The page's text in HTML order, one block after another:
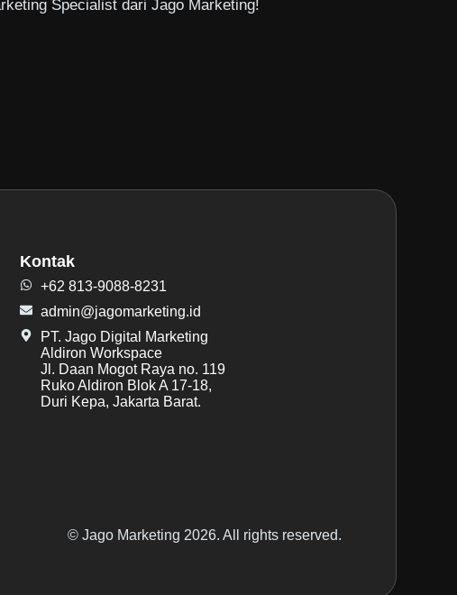
Specialist dari Jago Marketing!
Kontak
+62 813-9088-8231
admin@jagomarketing.id
PT. Jago Digital Marketing
Aldiron Workspace
Jl. Daan Mogot Raya no. 119
Ruko Aldiron Blok A 17-18,
Duri Kepa, Jakarta Barat.
© Jago Marketing 2026. All rights reserved.